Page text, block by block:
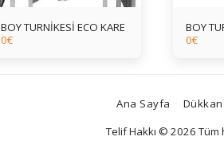
BOY TURNİKESİ ECO KARE
0€
BOY
0€
Ana Sayfa Dükkan
Telif Hakkı © 2026 Tüm